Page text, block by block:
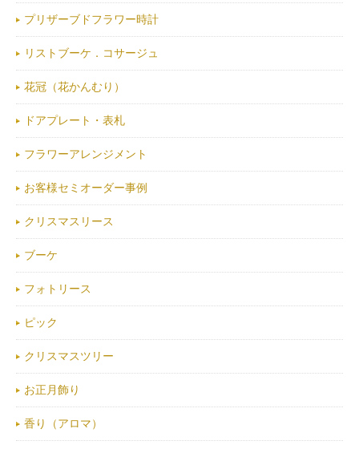
プリザーブドフラワー時計
リストブーケ．コサージュ
花冠（花かんむり）
ドアプレート・表札
フラワーアレンジメント
お客様セミオーダー事例
クリスマスリース
ブーケ
フォトリース
ピック
クリスマスツリー
お正月飾り
香り（アロマ）